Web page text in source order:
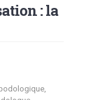
: la
,